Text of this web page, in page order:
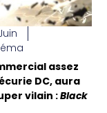
assez
DC, aura
vilain :Black